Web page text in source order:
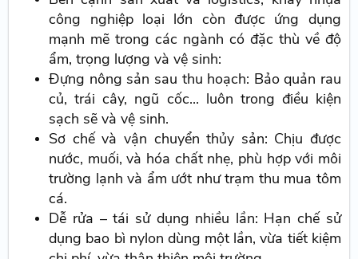
công nghiệp loại lớn còn được ứng dụng
mạnh mẽ trong các ngành có đặc thù về độ
ẩm, trọng lượng và vệ sinh:
Đựng nông sản sau thu hoạch: Bảo quản rau
củ, trái cây, ngũ cốc... luôn trong điều kiện
sạch sẽ và vệ sinh.
Sơ chế và vận chuyển thủy sản: Chịu được
nước, muối, và hóa chất nhẹ, phù hợp với môi
trường lạnh và ẩm ướt như trạm thu mua tôm
cá.
Dễ rửa – tái sử dụng nhiều lần: Hạn chế sử
dụng bao bì nylon dùng một lần, vừa tiết kiệm